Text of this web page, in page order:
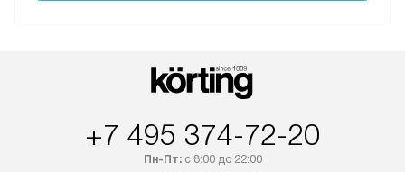
+7 495 374-72-20
Пн-Пт:с 8:00 до 22:00